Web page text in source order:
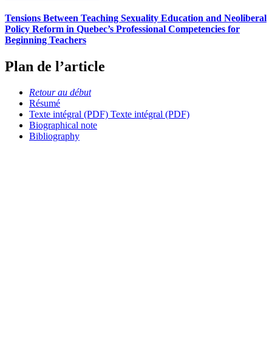
Tensions Between Teaching Sexuality Education and Neoliberal
Policy Reform in Quebec’s Professional Competencies for
Beginning Teachers
Plan de l’article
Retour au début
Résumé
Texte intégral (PDF) Texte intégral (PDF)
Biographical note
Bibliography